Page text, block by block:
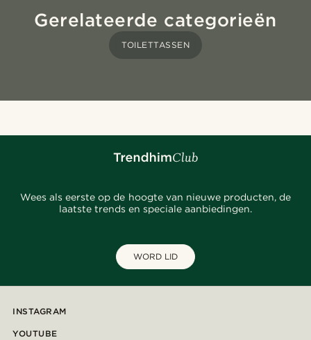
Gerelateerde categorieën
TOILETTASSEN
Wees als eerste op de hoogte van nieuwe producten, de
laatste trends en speciale aanbiedingen.
WORD LID
INSTAGRAM
YOUTUBE